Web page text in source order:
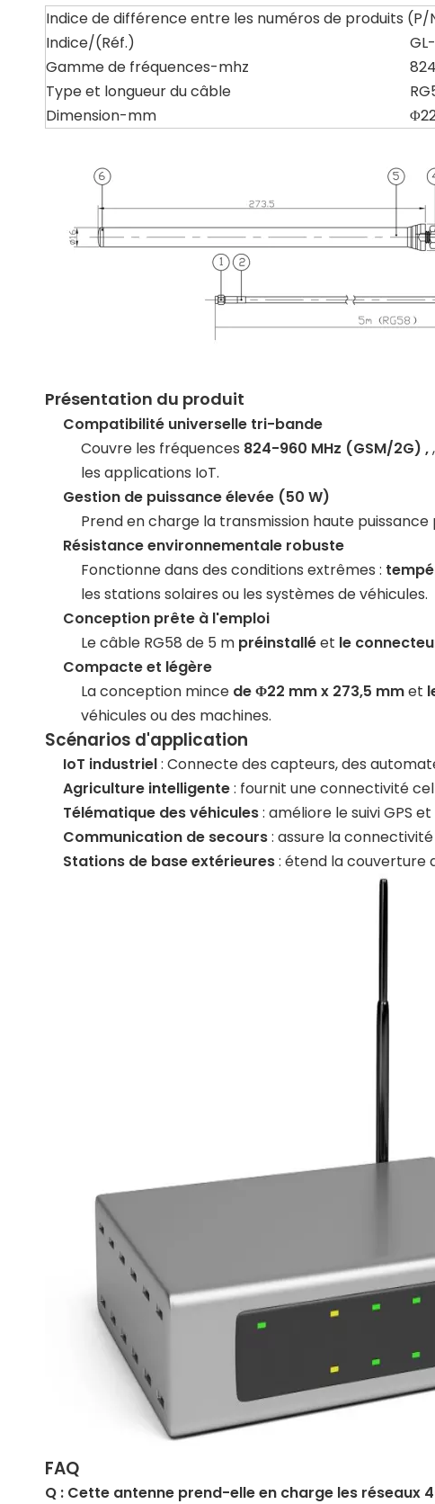
Indice de différence entre les numéros de produits (P/
Indice/(Réf.)
Gamme de fréquences-mhz
Type et longueur du câble
Dimension-mm
Présentation du produit
Compatibilité universelle tri-bande
Couvre les fréquences 824-960 MHz (GSM/2G) ,,
les applications IoT.
Gestion de puissance élevée (50 W)
Prend en charge la transmission haute
Résistance environnementale robuste
Fonctionne dans des conditions extrêmes :
les stations solaires ou les systèmes de véhicules.
Conception prête à l'emploi
Le câble RG58 de 5 m préinstalléet le
Compacte et légère
La conception mince de Φ22 mm x 273,5 mmet
véhicules ou des machines.
Scénarios d'application
IoT industriel: Connecte des capteurs, des
Agriculture intelligente: fournit une connectivité
Télématique des véhicules: améliore le suivi GPS
Communication de secours: assure la
Stations de base extérieures: étend la couverture
FAQ
Q : Cette antenne prend-elle en charge les réseaux